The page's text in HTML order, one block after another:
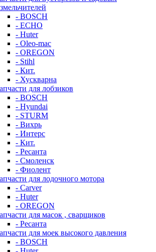
- BOSCH
- ECHO
- Huter
- Oleo-mac
- OREGON
- Stihl
- Кит.
- Хускварна
для лобзиков
- BOSCH
- Hyundai
- STURM
- Вихрь
- Интерс
- Кит.
- Ресанта
- Смоленск
- Фиолент
для лодочного мотора
- Carver
- Huter
- OREGON
для масок , сварщиков
- Ресанта
для моек высокого давления
- BOSCH